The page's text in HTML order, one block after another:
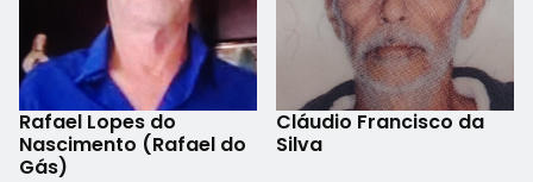
Rafael Lopes do
Nascimento (Rafael do
Gás)
Cláudio Francisco da
Silva